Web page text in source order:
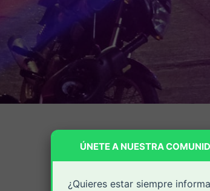
ÚNETE A NUESTRA
¿Quieres estar siempre